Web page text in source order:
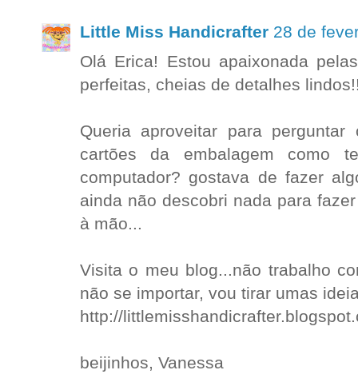
Little Miss Handicrafter 28 de
Olá Erica! Estou apaixonada
perfeitas, cheias de detalhes
Queria aproveitar para
cartões da embalagem como
computador? gostava de fazer
ainda não descobri nada para
à mão...
Visita o meu blog...não trabalho
não se importar, vou tirar umas
http://
beijinhos, Vanessa